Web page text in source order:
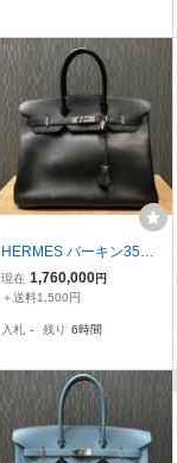
HERMES バーキン35／
ヴォー・エプソン／ブラ
ック／□K刻印 バッグ／鑑
現在 1,760,000円
＋送料1,500円
入札 - 残り 6時間